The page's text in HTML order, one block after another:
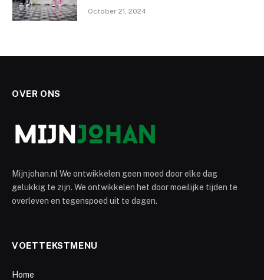
October 21, 2024
OVER ONS
Mijnjohan.nl We ontwikkelen geen moed door elke dag
gelukkig te zijn. We ontwikkelen het door moeilijke tijden te
overleven en tegenspoed uit te dagen.
VOETTEKSTMENU
Home